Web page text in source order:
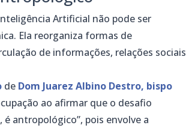
Artificial não pode ser
Ela reorganiza formas de
de informações, relações sociais
de Dom Juarez Albino Destro, bispo
ao afirmar que o desafio
antropológico”, pois envolve a